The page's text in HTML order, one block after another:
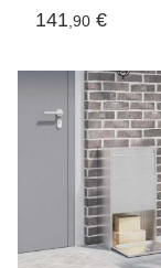
(Noir)
141,90 €